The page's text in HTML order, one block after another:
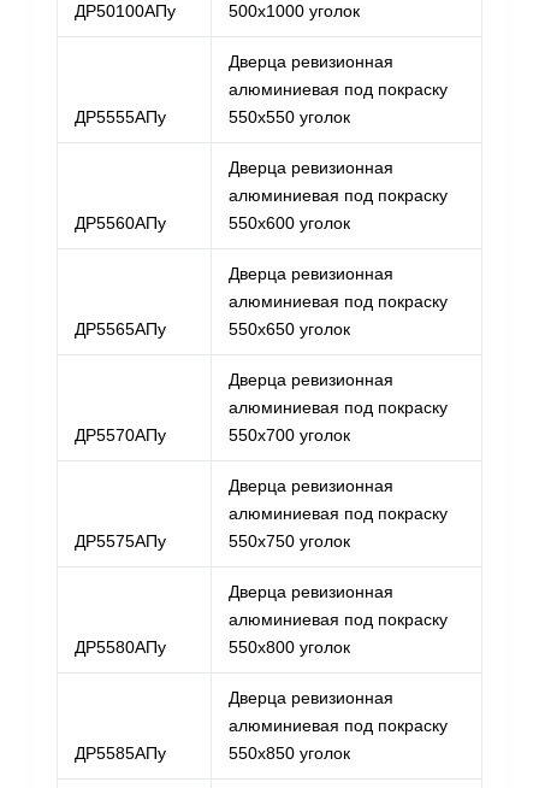
ДР50100АПу
500х1000 уголок
ДР5555АПу
Дверца ревизионная
алюминиевая под покраску
550х550 уголок
ДР5560АПу
Дверца ревизионная
алюминиевая под покраску
550х600 уголок
ДР5565АПу
Дверца ревизионная
алюминиевая под покраску
550х650 уголок
ДР5570АПу
Дверца ревизионная
алюминиевая под покраску
550х700 уголок
ДР5575АПу
Дверца ревизионная
алюминиевая под покраску
550х750 уголок
ДР5580АПу
Дверца ревизионная
алюминиевая под покраску
550х800 уголок
ДР5585АПу
Дверца ревизионная
алюминиевая под покраску
550х850 уголок